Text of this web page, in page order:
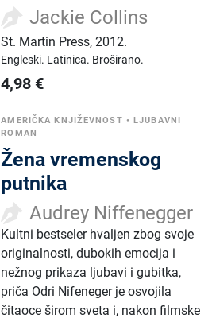
Jackie Collins
St. Martin Press,2012.
Engleski. Latinica. Broširano.
4,98 €
AMERIČKA KNJIŽEVNOST •LJUBAVNI
ROMAN
Žena vremenskog
putnika
Audrey Niffenegger
Kultni bestseler hvaljen zbog svoje
originalnosti, dubokih emocija i
nežnog prikaza ljubavi i gubitka,
priča Odri Nifeneger je osvojila
čitaoce širom sveta i, nakon filmske